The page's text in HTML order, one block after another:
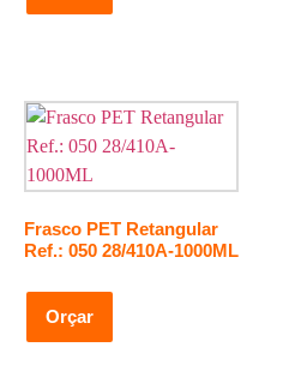
Frasco PET Retangular
Ref.: 050 28/410A-1000ML
Orçar